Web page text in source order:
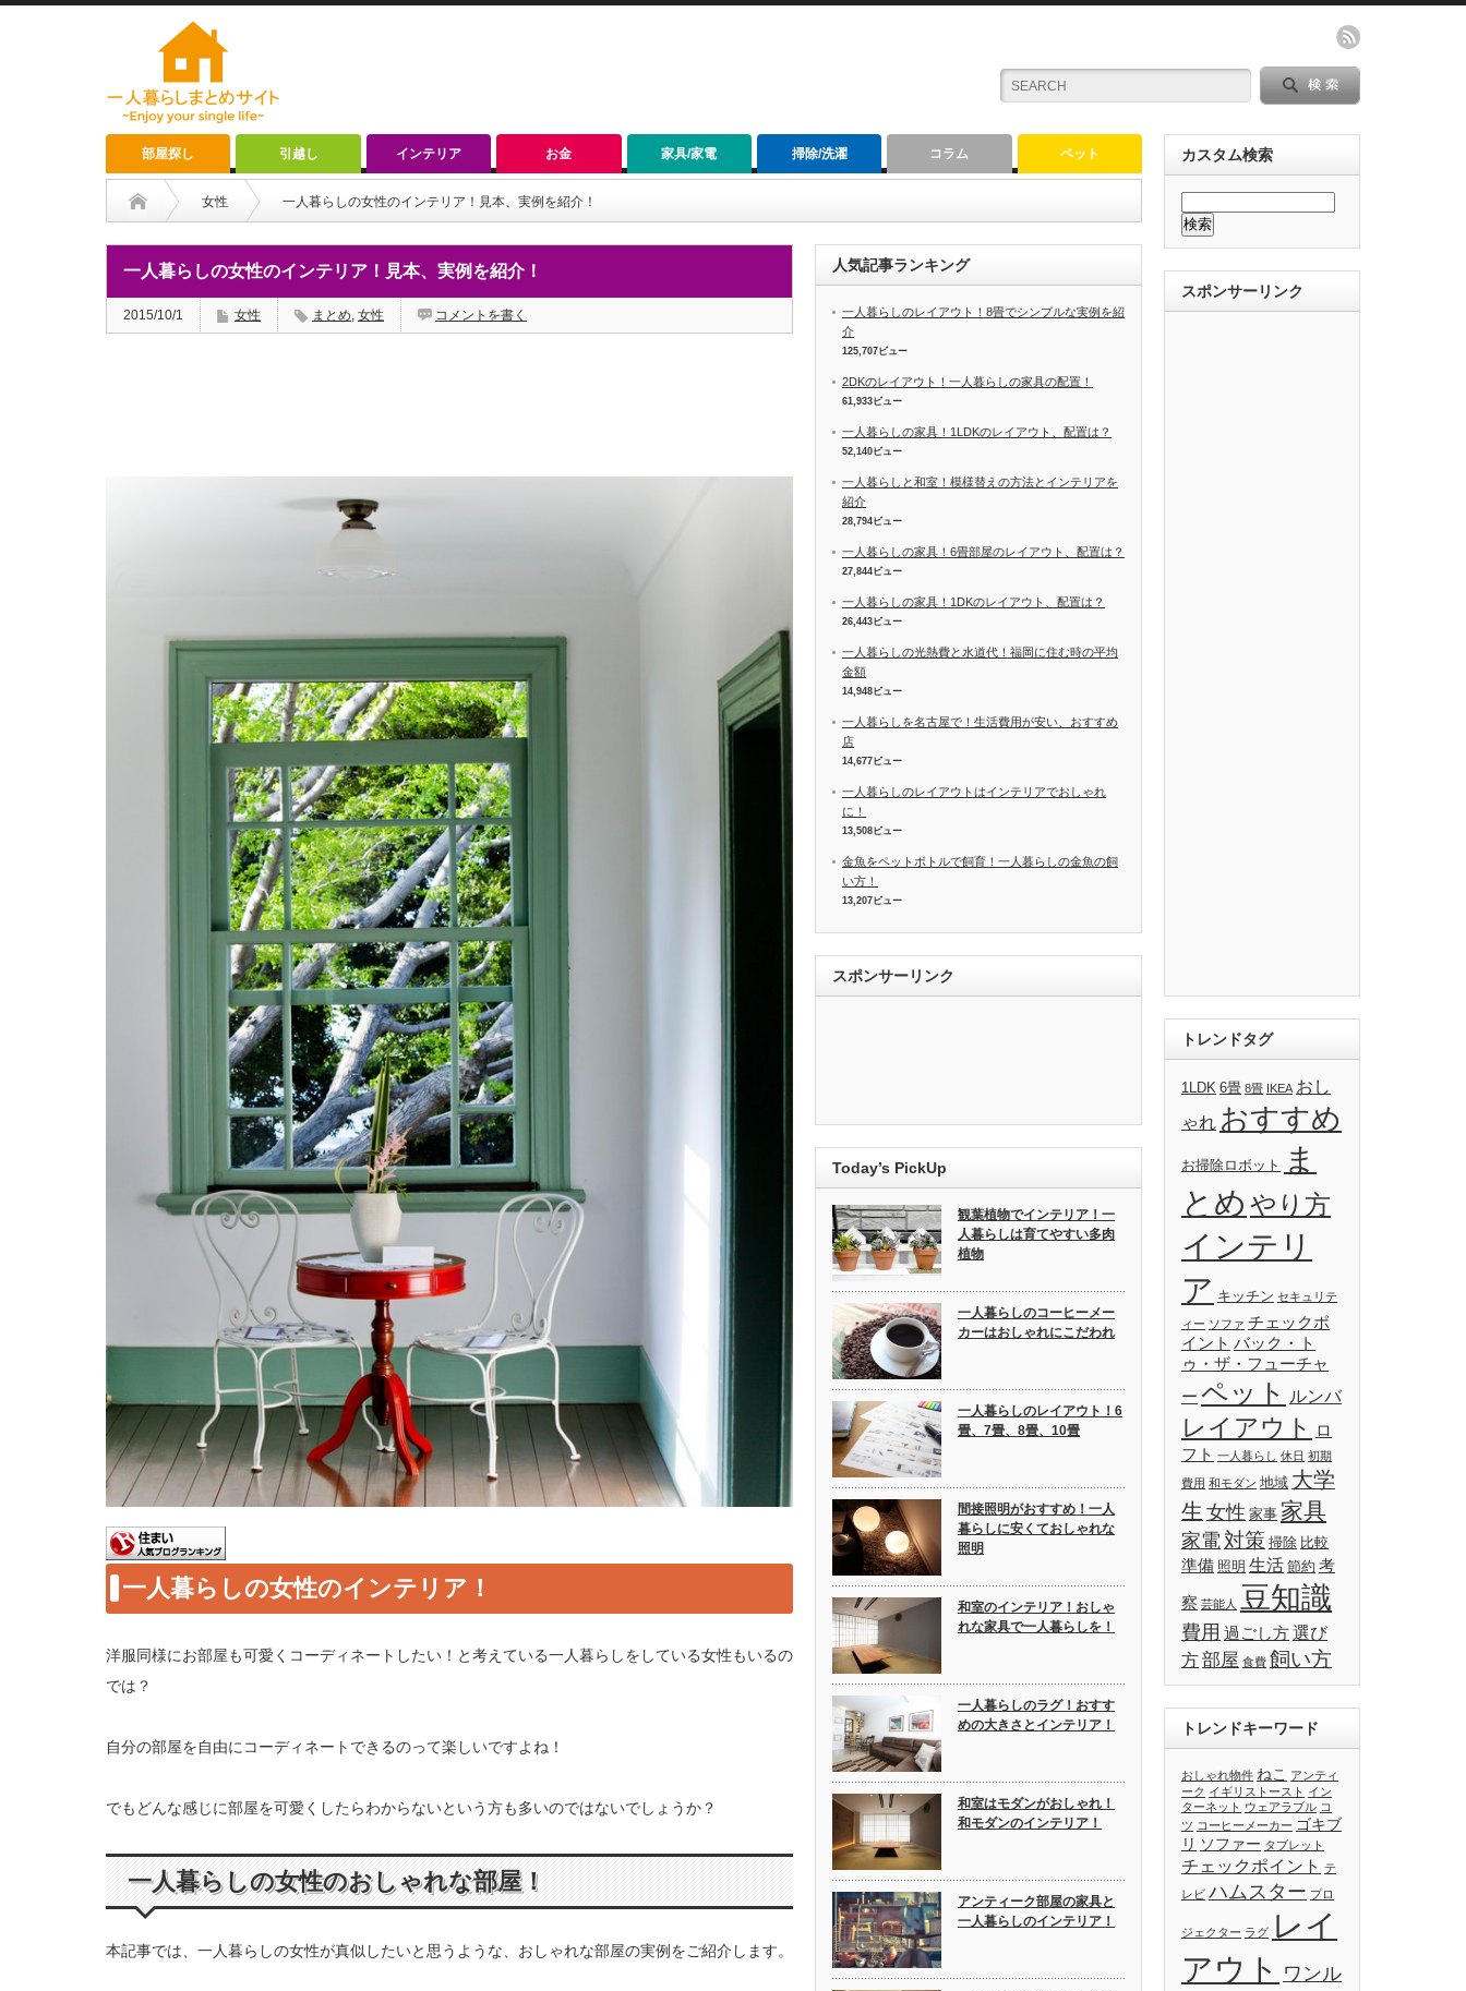
部屋探し 引越し インテリア お金 家具/家電 掃除/洗濯 コラム ペット
女性 一人暮らしの女性のインテリア！見本、実例を紹介！
一人暮らしの女性のインテリア！見本、実例を紹介！
2015/10/1 女性 まとめ, 女性 コメントを書く
一人暮らしの女性のインテリア！
洋服同様にお部屋も可愛くコーディネートしたい！と考えている一人暮らしをしている女性もいるの
では？
自分の部屋を自由にコーディネートできるのって楽しいですよね！
でもどんな感じに部屋を可愛くしたらわからないという方も多いのではないでしょうか？
一人暮らしの女性のおしゃれな部屋！
本記事では、一人暮らしの女性が真似したいと思うような、おしゃれな部屋の実例をご紹介します。
人気記事ランキング
一人暮らしのレイアウト！8畳でシンプルな実例を紹
介
125,707ビュー
2DKのレイアウト！一人暮らしの家具の配置！
61,933ビュー
一人暮らしの家具！1LDKのレイアウト、配置は？
52,140ビュー
一人暮らしと和室！模様替えの方法とインテリアを
紹介
28,794ビュー
一人暮らしの家具！6畳部屋のレイアウト、配置は？
27,844ビュー
一人暮らしの家具！1DKのレイアウト、配置は？
26,443ビュー
一人暮らしの光熱費と水道代！福岡に住む時の平均
金額
14,948ビュー
一人暮らしを名古屋で！生活費用が安い、おすすめ
店
14,677ビュー
一人暮らしのレイアウトはインテリアでおしゃれ
に！
13,508ビュー
金魚をペットボトルで飼育！一人暮らしの金魚の飼
い方！
13,207ビュー
スポンサーリンク
Today’s PickUp
観葉植物でインテリア！一
人暮らしは育てやすい多肉
植物
一人暮らしのコーヒーメー
カーはおしゃれにこだわれ
一人暮らしのレイアウト！6
畳、7畳、8畳、10畳
間接照明がおすすめ！一人
暮らしに安くておしゃれな
照明
和室のインテリア！おしゃ
れな家具で一人暮らしを！
一人暮らしのラグ！おすす
めの大きさとインテリア！
和室はモダンがおしゃれ！
和モダンのインテリア！
アンティーク部屋の家具と
一人暮らしのインテリア！
カスタム検索
スポンサーリンク
トレンドタグ
1LDK 6畳 8畳 IKEA おし
ゃれ おすすめ
お掃除ロボット
ま
とめ やり方
インテリ
ア キッチン セキュリテ
ィー ソファ チェックポ
イント バック・ト
ゥ・ザ・フューチャ
ー ペット ルンバ
レイアウト
ロ
フト 一人暮らし 休日 初期
費用 和モダン 地域 大学
生 女性 家事 家具
家電 対策 掃除 比較
準備 照明 生活 節約 考
察 芸能人 豆知識
費用 過ごし方選び
方部屋 食費 飼い方
トレンドキーワード
おしゃれ物件 ねこ
アンティ
ーク イギリストースト イン
ターネット ウェアラブル コ
ツ コーヒーメーカー ゴキブ
リ ソファー タブレット
チェックポイント テ
レビ ハムスター プロ
ジェクター ラグ レイ
アウト
ワンル